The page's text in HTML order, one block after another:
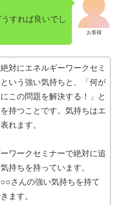
お客様
すれば良いでし
対にエネルギーワークセミ
いう強い気持ちと、「何が
この問題を解決する！」と
持つことです。気持ちはエ
れます。
ワークセミナーで絶対に追
持ちを持っています。
さんの強い気持ちを持て
ます。